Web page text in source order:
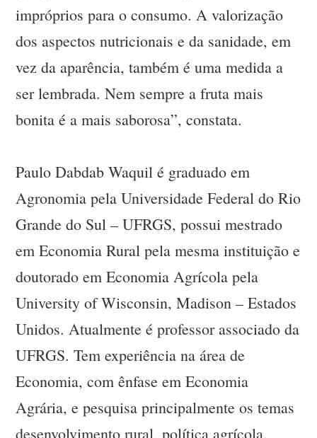
impróprios para o consumo. A valorização
dos aspectos nutricionais e da sanidade, em
vez da aparência, também é uma medida a
ser lembrada. Nem sempre a fruta mais
bonita é a mais saborosa”, constata.
Paulo Dabdab Waquil é graduado em
Agronomia pela Universidade Federal do Rio
Grande do Sul – UFRGS, possui mestrado
em Economia Rural pela mesma instituição e
doutorado em Economia Agrícola pela
University of Wisconsin, Madison – Estados
Unidos. Atualmente é professor associado da
UFRGS. Tem experiência na área de
Economia, com ênfase em Economia
Agrária, e pesquisa principalmente os temas
desenvolvimento rural, política agrícola,